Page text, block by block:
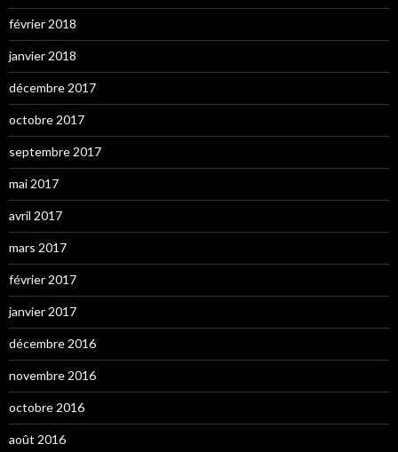
février 2018
janvier 2018
décembre 2017
octobre 2017
septembre 2017
mai 2017
avril 2017
mars 2017
février 2017
janvier 2017
décembre 2016
novembre 2016
octobre 2016
août 2016